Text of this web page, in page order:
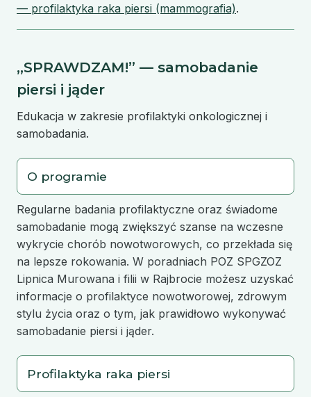
— profilaktyka raka piersi (mammografia).
„SPRAWDZAM!” — samobadanie
piersi i jąder
Edukacja w zakresie profilaktyki onkologicznej i
samobadania.
O programie
Regularne badania profilaktyczne oraz świadome
samobadanie mogą zwiększyć szanse na wczesne
wykrycie chorób nowotworowych, co przekłada się
na lepsze rokowania. W poradniach POZ SPGZOZ
Lipnica Murowana i filii w Rajbrocie możesz uzyskać
informacje o profilaktyce nowotworowej, zdrowym
stylu życia oraz o tym, jak prawidłowo wykonywać
samobadanie piersi i jąder.
Profilaktyka raka piersi